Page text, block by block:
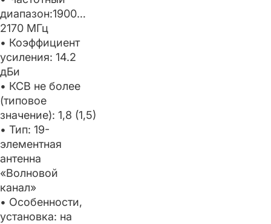
диапазон:1900…
2170 МГц
• Коэффициент
усиления: 14.2
дБи
• КСВ не более
(типовое
значение): 1,8 (1,5)
• Тип: 19-
элементная
антенна
«Волновой
канал»
• Особенности,
установка: на